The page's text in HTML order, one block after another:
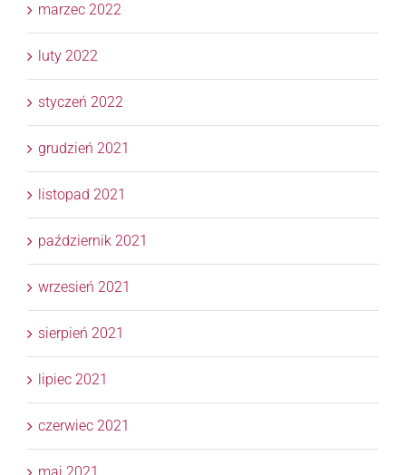
marzec 2022
luty 2022
styczeń 2022
grudzień 2021
listopad 2021
październik 2021
wrzesień 2021
sierpień 2021
lipiec 2021
czerwiec 2021